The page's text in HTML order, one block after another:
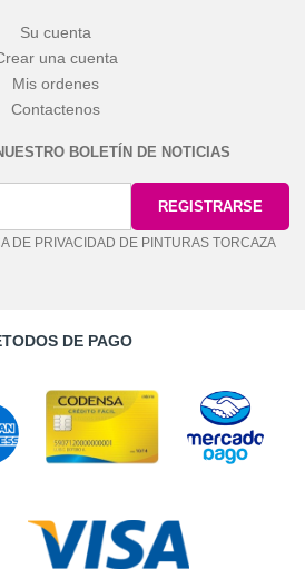
Su cuenta
una cuenta
Mis ordenes
Contactenos
BOLETÍN DE NOTICIAS
DE PRIVACIDAD DE PINTURAS TORCAZA
DE PAGO